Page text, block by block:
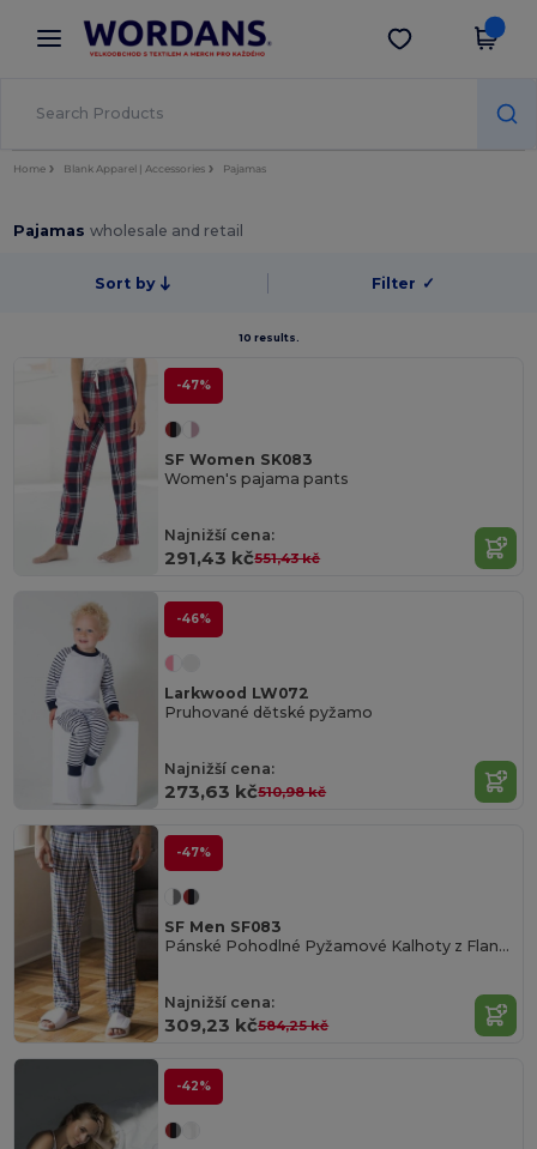
× Aplikace Wordans
Lepší ceny v aplikaci!
Stáhnout app
Home Blank Apparel | Accessories Pajamas
Pajamaswholesale and retail
Sort by Filter ✓
10 results.
-47%
SF Women SK083
Women's pajama pants
Najnižší cena:
291,43 kč551,43 kč
-46%
Larkwood LW072
Pruhované dětské pyžamo
Najnižší cena:
273,63 kč510,98 kč
-47%
SF Men SF083
Pánské Pohodlné Pyžamové Kalhoty z Flanelu
Najnižší cena:
309,23 kč584,25 kč
-42%